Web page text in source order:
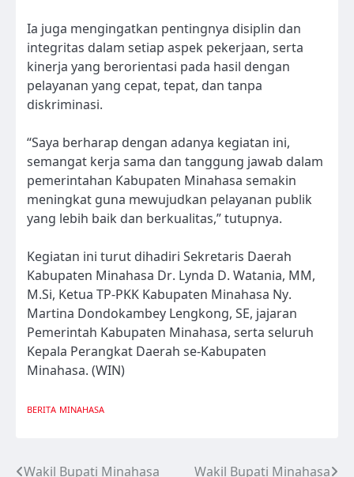
Ia juga mengingatkan pentingnya disiplin dan
integritas dalam setiap aspek pekerjaan, serta
kinerja yang berorientasi pada hasil dengan
pelayanan yang cepat, tepat, dan tanpa
diskriminasi.
“Saya berharap dengan adanya kegiatan ini,
semangat kerja sama dan tanggung jawab dalam
pemerintahan Kabupaten Minahasa semakin
meningkat guna mewujudkan pelayanan publik
yang lebih baik dan berkualitas,” tutupnya.
Kegiatan ini turut dihadiri Sekretaris Daerah
Kabupaten Minahasa Dr. Lynda D. Watania, MM,
M.Si, Ketua TP-PKK Kabupaten Minahasa Ny.
Martina Dondokambey Lengkong, SE, jajaran
Pemerintah Kabupaten Minahasa, serta seluruh
Kepala Perangkat Daerah se-Kabupaten
Minahasa. (WIN)
BERITA MINAHASA
Wakil Bupati Minahasa
Wakil Bupati Minahasa